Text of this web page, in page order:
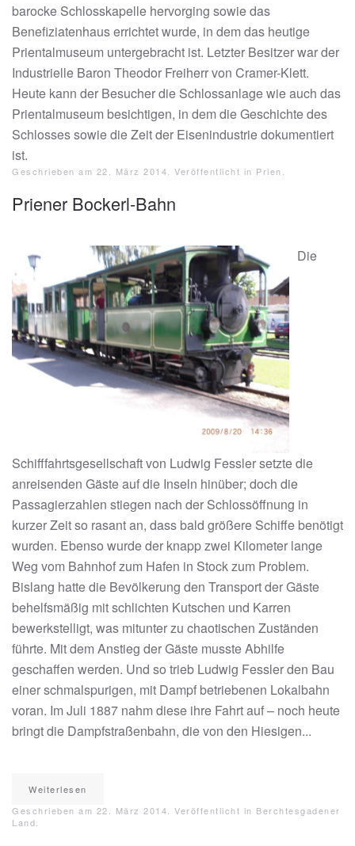
barocke Schlosskapelle hervorging sowie das
Benefiziatenhaus errichtet wurde, in dem das heutige
Prientalmuseum untergebracht ist. Letzter Besitzer war der
Industrielle Baron Theodor Freiherr von Cramer-Klett.
Heute kann der Besucher die Schlossanlage wie auch das
Prientalmuseum besichtigen, in dem die Geschichte des
Schlosses sowie die Zeit der Eisenindustrie dokumentiert
ist.
Geschrieben am 22. März 2014 . Veröffentlicht in Prien
Priener Bockerl-Bahn
Die
Schifffahrtsgesellschaft von Ludwig Fessler setzte die
anreisenden Gäste auf die Inseln hinüber; doch die
Passagierzahlen stiegen nach der Schlossöffnung in
kurzer Zeit so rasant an, dass bald größere Schiffe benötigt
wurden. Ebenso wurde der knapp zwei Kilometer lange
Weg vom Bahnhof zum Hafen in Stock zum Problem.
Bislang hatte die Bevölkerung den Transport der Gäste
behelfsmäßig mit schlichten Kutschen und Karren
bewerkstelligt, was mitunter zu chaotischen Zuständen
führte. Mit dem Anstieg der Gäste musste Abhilfe
geschaffen werden. Und so trieb Ludwig Fessler den Bau
einer schmalspurigen, mit Dampf betriebenen Lokalbahn
voran. Im Juli 1887 nahm diese ihre Fahrt auf – noch heute
bringt die Dampfstraßenbahn, die von den Hiesigen...
Weiterlesen
Geschrieben am 22. März 2014. Veröffentlicht in Berchtesgadener
Land.